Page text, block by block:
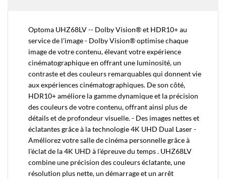
Optoma UHZ68LV -- Dolby Vision® et HDR10+ au
service de l'image - Dolby Vision® optimise chaque
image de votre contenu, élevant votre expérience
cinématographique en offrant une luminosité, un
contraste et des couleurs remarquables qui donnent vie
aux expériences cinématographiques. De son côté,
HDR10+ améliore la gamme dynamique et la précision
des couleurs de votre contenu, offrant ainsi plus de
détails et de profondeur visuelle. - Des images nettes et
éclatantes grâce à la technologie 4K UHD Dual Laser -
Améliorez votre salle de cinéma personnelle grâce à
l'éclat de la 4K UHD à l'épreuve du temps . UHZ68LV
combine une précision des couleurs éclatante, une
résolution plus nette, un démarrage et un arrêt